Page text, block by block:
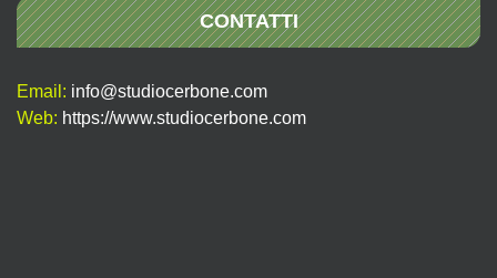
CONTATTI
Email: info@studiocerbone.com
Web: https://www.studiocerbone.com